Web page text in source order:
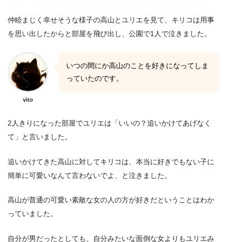
仲睦まじく幸せそうな様子の高山とユリエを見て、キリコは用事
を思い出したからと部屋を飛び出し、公園で1人で泣きました。
vito
いつの間にか高山のことを好きになってしま
っていたのです。
2人きりになった部屋でユリエは「いいの？追いかけてあげなく
て」と言いました。
追いかけてきた高山に対してキリコは、本当に好きでもない子に
簡単に可愛いなんて言わないでよ、と泣きました。
高山が普通の可愛い素敵な女の人の方が好きだということはわか
っていました。
自分が男だったとしても、自分みたいな面倒な女よりもユリエみ